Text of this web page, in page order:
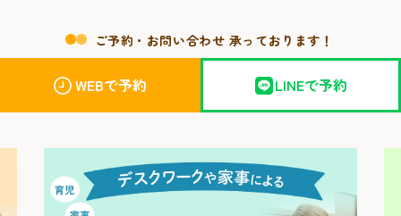
ご予約・お問い合わせ 承っております！
WEBで予約 LINEで予約